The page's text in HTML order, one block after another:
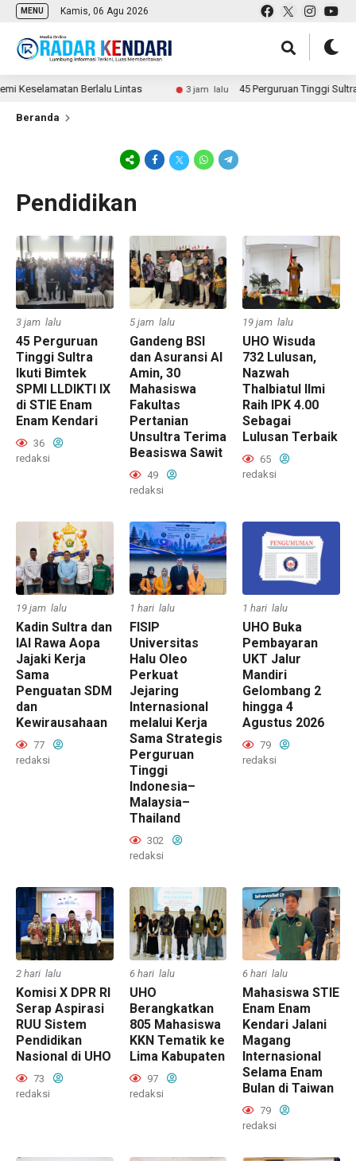
MENU Kamis, 06 Agu 2026
Berlalu Lintas 3 jam lalu 45 Perguruan Tinggi Sultra
Beranda
Pendidikan
3 jam lalu
45 Perguruan
Tinggi Sultra
Ikuti Bimtek
SPMI LLDIKTI IX
di STIE Enam
Enam Kendari
36
redaksi
5 jam lalu
Gandeng BSI
dan Asuransi Al
Amin, 30
Mahasiswa
Fakultas
Pertanian
Unsultra Terima
Beasiswa Sawit
49
redaksi
19 jam lalu
UHO Wisuda
732 Lulusan,
Nazwah
Thalbiatul Ilmi
Raih IPK 4.00
Sebagai
Lulusan Terbaik
65
redaksi
19 jam lalu
Kadin Sultra dan
IAI Rawa Aopa
Jajaki Kerja
Sama
Penguatan SDM
dan
Kewirausahaan
77
redaksi
1 hari lalu
FISIP
Universitas
Halu Oleo
Perkuat
Jejaring
Internasional
melalui Kerja
Sama Strategis
Perguruan
Tinggi
Indonesia–
Malaysia–
Thailand
302
redaksi
1 hari lalu
UHO Buka
Pembayaran
UKT Jalur
Mandiri
Gelombang 2
hingga 4
Agustus 2026
79
redaksi
2 hari lalu
Komisi X DPR RI
Serap Aspirasi
RUU Sistem
Pendidikan
Nasional di UHO
73
redaksi
6 hari lalu
UHO
Berangkatkan
805 Mahasiswa
KKN Tematik ke
Lima Kabupaten
97
redaksi
6 hari lalu
Mahasiswa STIE
Enam Enam
Kendari Jalani
Magang
Internasional
Selama Enam
Bulan di Taiwan
79
redaksi